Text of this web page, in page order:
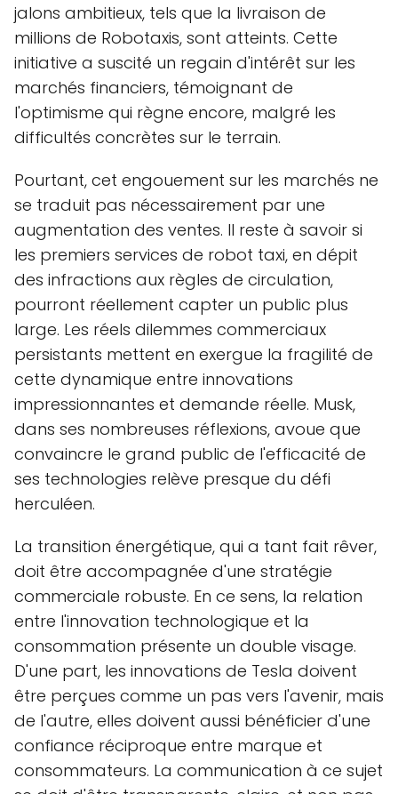
jalons ambitieux, tels que la livraison de
millions de Robotaxis, sont atteints. Cette
initiative a suscité un regain d'intérêt sur les
marchés financiers, témoignant de
l'optimisme qui règne encore, malgré les
difficultés concrètes sur le terrain.
Pourtant, cet engouement sur les marchés ne
se traduit pas nécessairement par une
augmentation des ventes. Il reste à savoir si
les premiers services de robot taxi, en dépit
des infractions aux règles de circulation,
pourront réellement capter un public plus
large. Les réels dilemmes commerciaux
persistants mettent en exergue la fragilité de
cette dynamique entre innovations
impressionnantes et demande réelle. Musk,
dans ses nombreuses réflexions, avoue que
convaincre le grand public de l'efficacité de
ses technologies relève presque du défi
herculéen.
La transition énergétique, qui a tant fait rêver,
doit être accompagnée d'une stratégie
commerciale robuste. En ce sens, la relation
entre l'innovation technologique et la
consommation présente un double visage.
D'une part, les innovations de Tesla doivent
être perçues comme un pas vers l'avenir, mais
de l'autre, elles doivent aussi bénéficier d'une
confiance réciproque entre marque et
consommateurs. La communication à ce sujet